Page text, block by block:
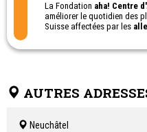
La Fondation aha! Centre
améliorer le quotidien des
Suisse affectées par les
Bien informées et
AUTRES
Neuchâtel